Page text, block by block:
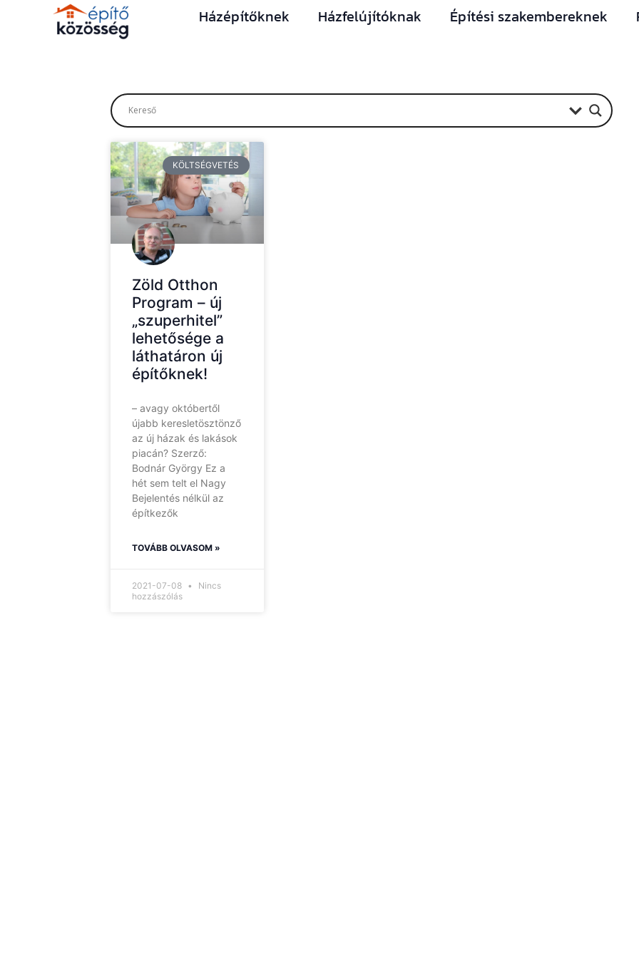
Házépítőknek Házfelújítóknak Építési szakembereknek
KÖLTSÉGVETÉS
Zöld Otthon
Program – új
„szuperhitel”
lehetősége a
láthatáron új
építőknek!
– avagy októbertől
újabb keresletösztönző
az új házak és lakások
piacán? Szerző:
Bodnár György Ez a
hét sem telt el Nagy
Bejelentés nélkül az
építkezők
TOVÁBB OLVASOM »
2021-07-08
Nincs
hozzászólás